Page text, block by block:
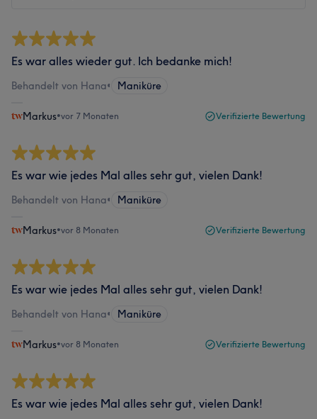
Es war alles wieder gut. Ich bedanke mich!
Behandelt von Hana• Maniküre
Markus•vor 7 Monaten Verifizierte Bewertung
Es war wie jedes Mal alles sehr gut, vielen Dank!
Behandelt von Hana• Maniküre
Markus•vor 8 Monaten Verifizierte Bewertung
Es war wie jedes Mal alles sehr gut, vielen Dank!
Behandelt von Hana• Maniküre
Markus•vor 8 Monaten Verifizierte Bewertung
Es war wie jedes Mal alles sehr gut, vielen Dank!